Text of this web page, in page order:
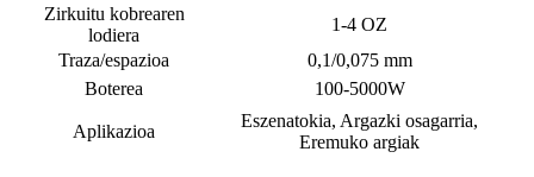
Zirkuitu kobrearen
lodiera
1-4 OZ
Traza/espazioa
0,1/0,075 mm
Boterea
100-5000W
Aplikazioa
Eszenatokia, Argazki osagarria,
Eremuko argiak